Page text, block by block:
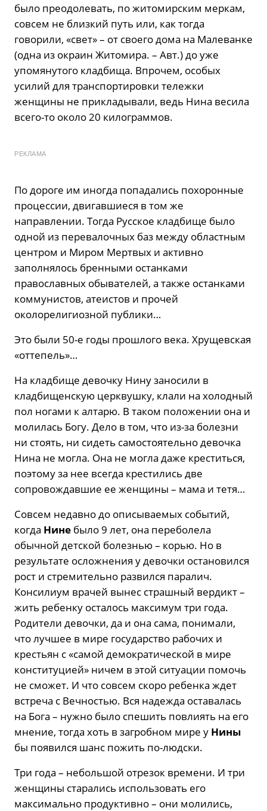
было преодолевать, по житомирским меркам,
совсем не близкий путь или, как тогда
говорили, «свет» – от своего дома на Малеванке
(одна из окраин Житомира. – Авт.) до уже
упомянутого кладбища. Впрочем, особых
усилий для транспортировки тележки
женщины не прикладывали, ведь Нина весила
всего-то около 20 килограммов.
РЕКЛАМА
По дороге им иногда попадались похоронные
процессии, двигавшиеся в том же
направлении. Тогда Русское кладбище было
одной из перевалочных баз между областным
центром и Миром Мертвых и активно
заполнялось бренными останками
православных обывателей, а также останками
коммунистов, атеистов и прочей
околорелигиозной публики…
Это были 50-е годы прошлого века. Хрущевская
«оттепель»…
На кладбище девочку Нину заносили в
кладбищенскую церквушку, клали на холодный
пол ногами к алтарю. В таком положении она и
молилась Богу. Дело в том, что из-за болезни
ни стоять, ни сидеть самостоятельно девочка
Нина не могла. Она не могла даже креститься,
поэтому за нее всегда крестились две
сопровождавшие ее женщины – мама и тетя…
Совсем недавно до описываемых событий,
когда Нине было 9 лет, она переболела
обычной детской болезнью – корью. Но в
результате осложнения у девочки остановился
рост и стремительно развился паралич.
Консилиум врачей вынес страшный вердикт –
жить ребенку осталось максимум три года.
Родители девочки, да и она сама, понимали,
что лучшее в мире государство рабочих и
крестьян с «самой демократической в мире
конституцией» ничем в этой ситуации помочь
не сможет. И что совсем скоро ребенка ждет
встреча с Вечностью. Вся надежда оставалась
на Бога – нужно было спешить повлиять на его
мнение, тогда хоть в загробном мире у Нины
бы появился шанс пожить по-людски.
Три года – небольшой отрезок времени. И три
женщины старались использовать его
максимально продуктивно – они молились,